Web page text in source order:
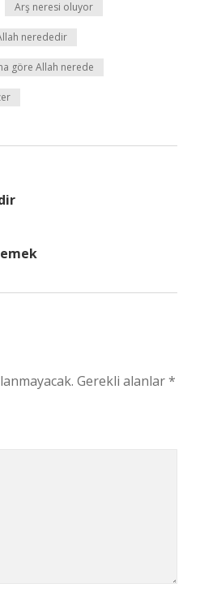
Arş neresi oluyor
nerededir
göre Allah nerede
Gerekli alanlar*